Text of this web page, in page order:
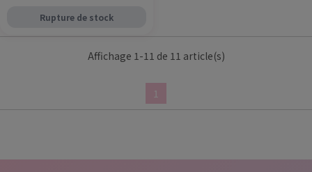
Rupture de stock
Affichage 1-11 de 11 article(s)
1